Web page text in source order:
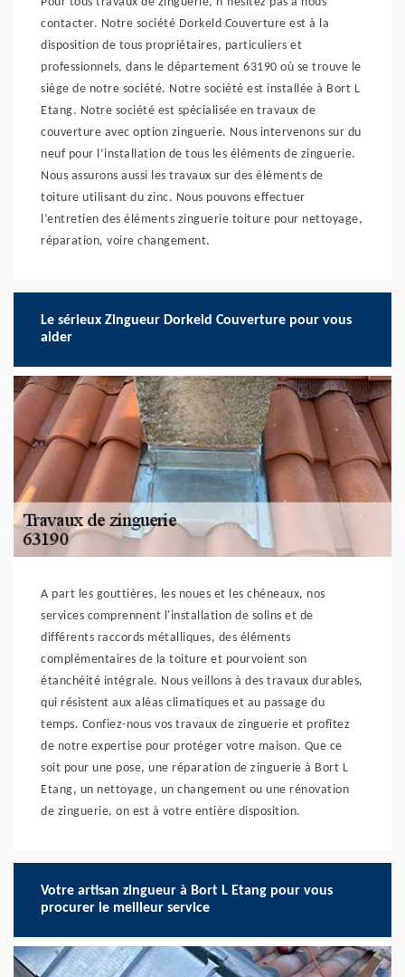
contacter. Notre société Dorkeld Couverture est à la
disposition de tous propriétaires, particuliers et
professionnels, dans le département 63190 où se trouve le
siège de notre société. Notre société est installée à Bort L
Etang. Notre société est spécialisée en travaux de
couverture avec option zinguerie. Nous intervenons sur du
neuf pour l’installation de tous les éléments de zinguerie.
Nous assurons aussi les travaux sur des éléments de
toiture utilisant du zinc. Nous pouvons effectuer
l’entretien des éléments zinguerie toiture pour nettoyage,
réparation, voire changement.
Le sérieux Zingueur Dorkeld Couverture pour vous
aider
A part les gouttières, les noues et les chéneaux, nos
services comprennent l'installation de solins et de
différents raccords métalliques, des éléments
complémentaires de la toiture et pourvoient son
étanchéité intégrale. Nous veillons à des travaux durables,
qui résistent aux aléas climatiques et au passage du
temps. Confiez-nous vos travaux de zinguerie et profitez
de notre expertise pour protéger votre maison. Que ce
soit pour une pose, une réparation de zinguerie à Bort L
Etang, un nettoyage, un changement ou une rénovation
de zinguerie, on est à votre entière disposition.
Votre artisan zingueur à Bort L Etang pour vous
procurer le meilleur service